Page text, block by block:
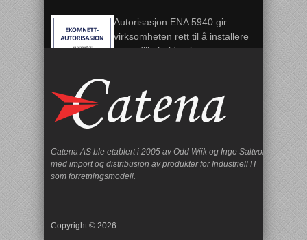
Autorisasjon ENA 5940 gir
virksomheten rett til å installere
og vedlikeholde ekomnett.
Catena AS ble etablert i 2005 av Odd Wiik og Inge Saltvoll
med import og distribusjon av produkter for Industriell IT
som forretningsmodell.
Copyright © 2026